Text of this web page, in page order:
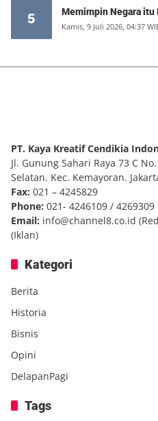
5 Memimpin Negara itu
Kamis, 9 Juli 2026, 04:37
PT. Kaya Kreatif Cendikia
Jl. Gunung Sahari Raya 73 C
Selatan. Kec. Kemayoran.
Fax: 021 – 4245829
Phone: 021- 4246109 / 4269309
Email: info@channel8.co.id
(Iklan)
Kategori
Berita
Historia
Bisnis
Opini
DelapanPagi
Tags